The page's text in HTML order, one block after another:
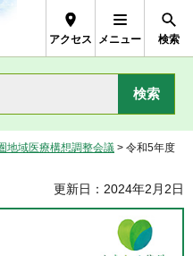
アクセス メニュー 検索
地域医療構想調整会議 > 令和5年度
更新日：2024年2月2日